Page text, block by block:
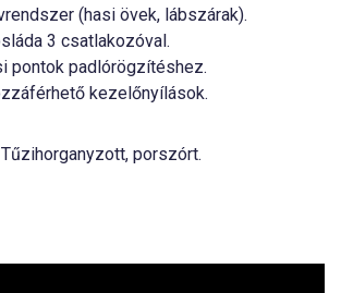
(hasi övek, lábszárak).
3 csatlakozóval.
pontok padlórögzítéshez.
kezelőnyílások.
Tűzihorganyzott, porszórt.